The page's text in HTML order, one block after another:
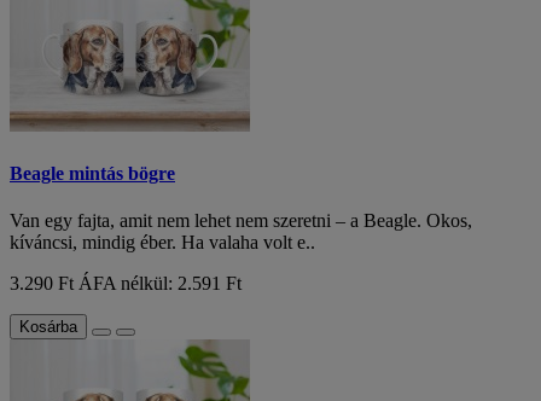
Beagle mintás bögre
Van egy fajta, amit nem lehet nem szeretni – a Beagle. Okos,
kíváncsi, mindig éber. Ha valaha volt e..
3.290 Ft ÁFA nélkül: 2.591 Ft
Kosárba